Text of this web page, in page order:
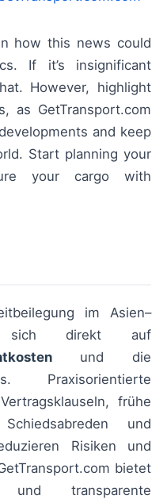
how this news could
If it’s insignificant
However, highlight
as GetTransport.com
and keep
Start planning your
your cargo with
im Asien–
sich direkt auf
und die
Praxisorientierte
frühe
und
Risiken und
bietet
und transparente